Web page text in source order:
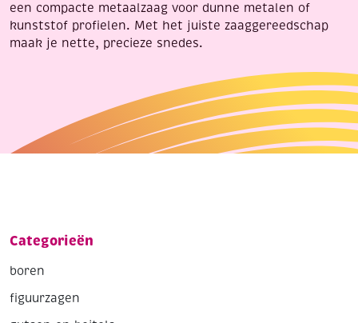
een compacte metaalzaag voor dunne metalen of
kunststof profielen. Met het juiste zaaggereedschap
maak je nette, precieze snedes.
Categorieën
boren
figuurzagen